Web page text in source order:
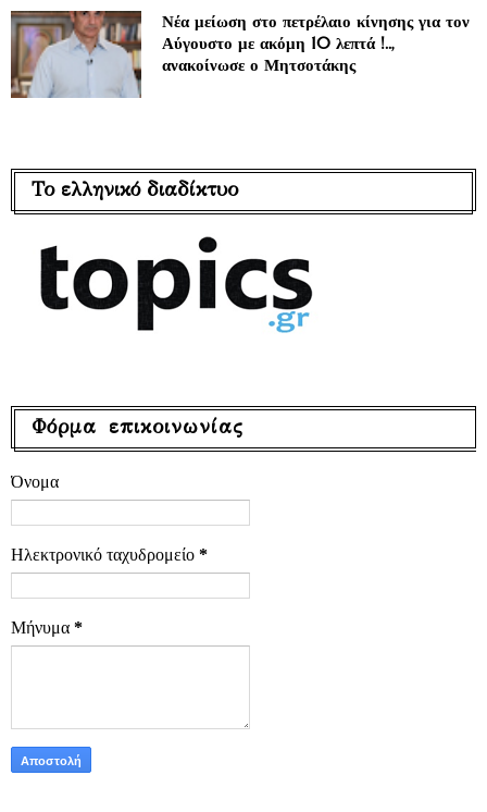
Νέα μείωση στο πετρέλαιο κίνησης για τον
Αύγουστο με ακόμη 10 λεπτά !..,
ανακοίνωσε ο Μητσοτάκης
Το ελληνικό διαδίκτυο
Φόρμα επικοινωνίας
Όνομα
Ηλεκτρονικό ταχυδρομείο *
Μήνυμα *